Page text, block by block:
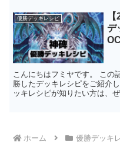
優勝デッキレシピ
デ
こんにちはフミヤです。 この
勝したデッキレシピをご紹介
ッキレシピが知りたい方は、
ホーム 優勝デッキ